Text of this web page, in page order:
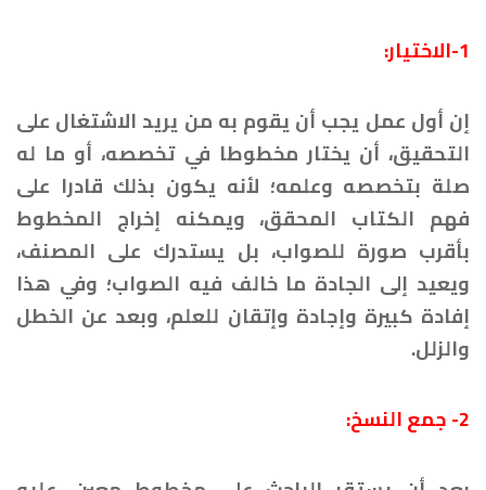
1-الاختيار:
إن أول عمل يجب أن يقوم به من يريد الاشتغال على
التحقيق، أن يختار مخطوطا في تخصصه، أو ما له
صلة بتخصصه وعلمه؛ لأنه يكون بذلك قادرا على
فهم الكتاب المحقق، ويمكنه إخراج المخطوط
بأقرب صورة للصواب، بل يستدرك على المصنف،
ويعيد إلى الجادة ما خالف فيه الصواب؛ وفي هذا
إفادة كبيرة وإجادة وإتقان للعلم، وبعد عن الخطل
والزلل.
2- جمع النسخ: